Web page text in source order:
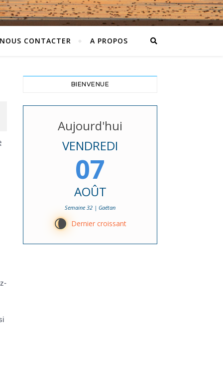
NOUS CONTACTER A PROPOS
BIENVENUE
Aujourd'hui
VENDREDI
07
AOÛT
Semaine 32 | Gaétan
V Dernier croissant